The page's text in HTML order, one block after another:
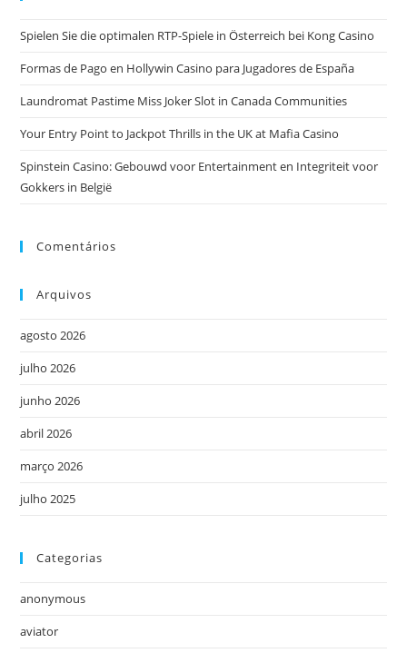
Spielen Sie die optimalen RTP-Spiele in Österreich bei Kong Casino
Formas de Pago en Hollywin Casino para Jugadores de España
Laundromat Pastime Miss Joker Slot in Canada Communities
Your Entry Point to Jackpot Thrills in the UK at Mafia Casino
Spinstein Casino: Gebouwd voor Entertainment en Integriteit voor
Gokkers in België
Comentários
Arquivos
agosto 2026
julho 2026
junho 2026
abril 2026
março 2026
julho 2025
Categorias
anonymous
aviator